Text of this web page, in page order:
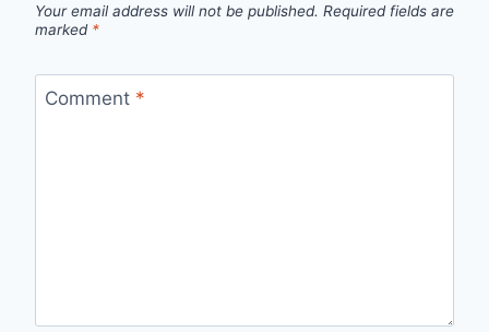
Your email address will not be published. Required fields are
marked *
Comment *